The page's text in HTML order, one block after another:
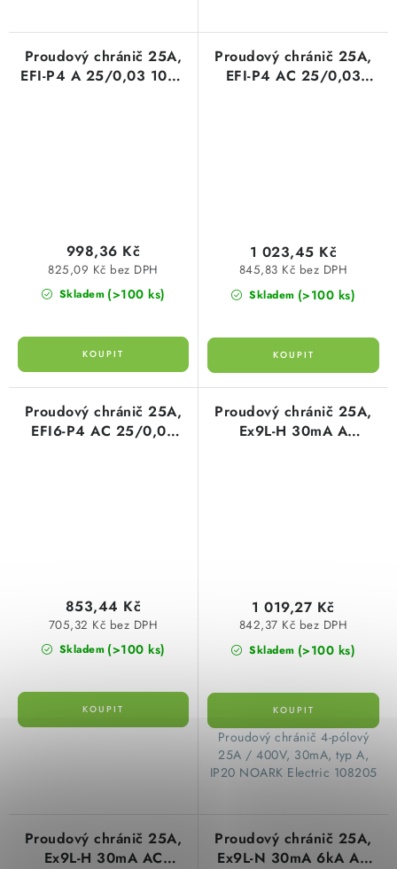
Proudový chránič 25A,
EFI-P4 A 25/0,03 10kA
Skladem (>100 ks)
825,09 Kč bez DPH
998,36 Kč
Proudový chránič 25A,
EFI-P4 AC 25/0,03
Skladem (>100 ks)
845,83 Kč bez DPH
1 023,45 Kč
Proudový chránič 25A,
EFI6-P4 AC 25/0,03
Skladem (>100 ks)
705,32 Kč bez DPH
853,44 Kč
Proudový chránič 25A,
Ex9L-H 30mA A
Skladem (>100 ks)
842,37 Kč bez DPH
1 019,27 Kč
​Proudový chránič 4-pólový
25A / 400V, 30mA, typ A,
IP20 NOARK Electric 108205
Proudový chránič 25A,
Ex9L-H 30mA AC
Proudový chránič 25A,
Ex9L-N 30mA 6kA AC